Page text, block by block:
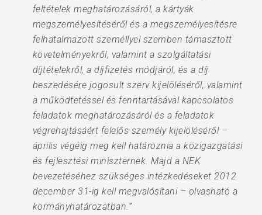
feltételek meghatározásáról, a kártyák
megszemélyesítéséről és a megszemélyesítésre
felhatalmazott személlyel szemben támasztott
követelményekről, valamint a szolgáltatási
díjtételekről, a díjfizetés módjáról, és a díj
beszedésére jogosult szerv kijelöléséről, valamint
a működtetéssel és fenntartásával kapcsolatos
feladatok meghatározásáról és a feladatok
végrehajtásáért felelős személy kijelöléséről –
április végéig meg kell határoznia a közigazgatási
és fejlesztési miniszternek. Majd a NEK
bevezetéséhez szükséges intézkedéseket 2012.
december 31-ig kell megvalósítani – olvasható a
kormányhatározatban.”